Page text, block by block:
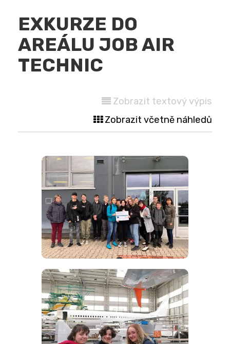
EXKURZE DO
AREÁLU JOB AIR
TECHNIC
Zobrazit textový výpis
Zobrazit včetně náhledů